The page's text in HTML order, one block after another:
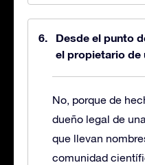
Desde el punto
el propietario de
No, porque de
dueño legal de
que llevan
comunidad